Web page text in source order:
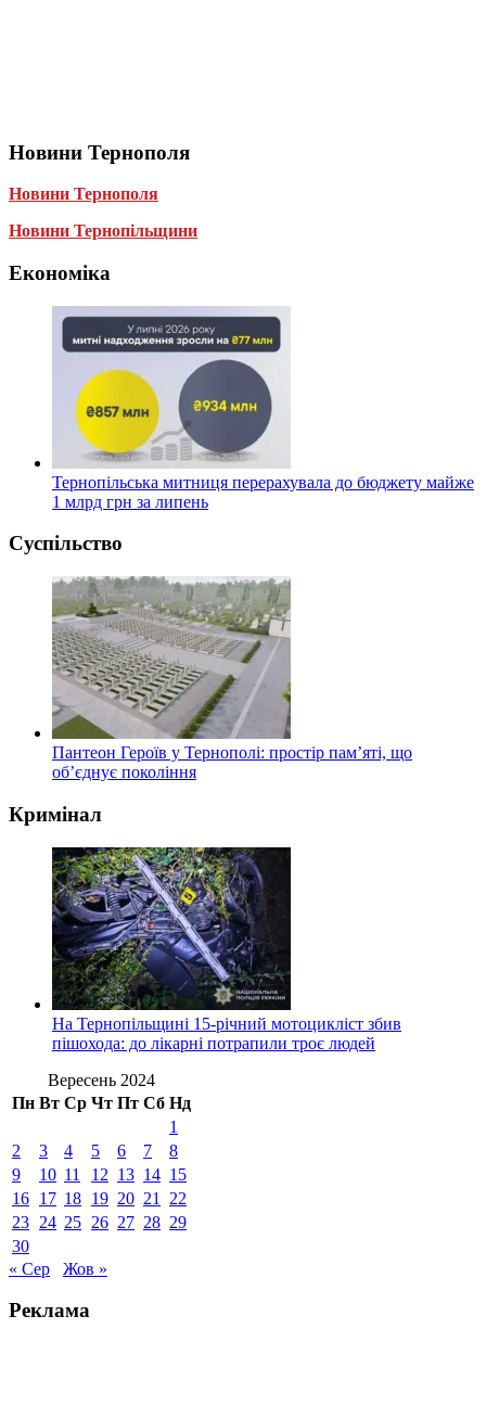
Новини Тернополя
Новини Тернополя
Новини Тернопільщини
Економіка
Тернопільська митниця перерахувала до бюджету майже
1 млрд грн за липень
Суспільство
Пантеон Героїв у Тернополі: простір пам’яті, що
об’єднує покоління
Кримінал
На Тернопільщині 15-річний мотоцикліст збив
пішохода: до лікарні потрапили троє людей
Вересень 2024
Пн Вт Ср Чт Пт Сб Нд
1
2
3 4 5 6 7
8
9
10 11 12 13 14 15
16 17 18 19 20 21
22
23 24 25 26 27 28 29
30
« Сер
Жов »
Реклама